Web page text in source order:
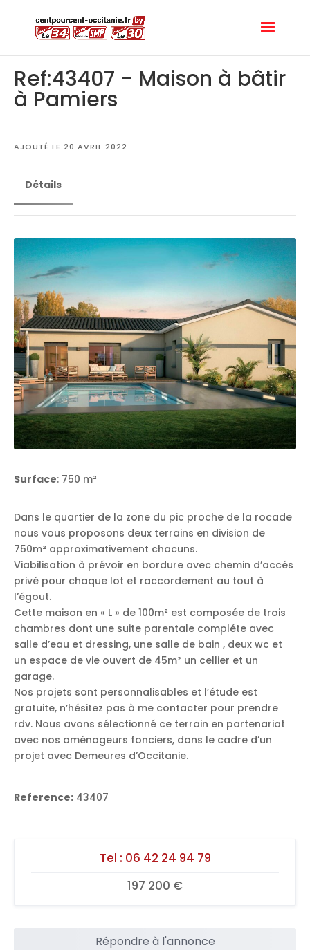
Ref:43407 - Maison à bâtir
à Pamiers
AJOUTÉ LE 20 AVRIL 2022
Détails
Surface: 750 m²
Dans le quartier de la zone du pic proche de la rocade
nous vous proposons deux terrains en division de
750m² approximativement chacuns.
Viabilisation à prévoir en bordure avec chemin d’accés
privé pour chaque lot et raccordement au tout à
l’égout.
Cette maison en « L » de 100m² est composée de trois
chambres dont une suite parentale compléte avec
salle d’eau et dressing, une salle de bain , deux wc et
un espace de vie ouvert de 45m² un cellier et un
garage.
Nos projets sont personnalisables et l’étude est
gratuite, n’hésitez pas à me contacter pour prendre
rdv. Nous avons sélectionné ce terrain en partenariat
avec nos aménageurs fonciers, dans le cadre d’un
projet avec Demeures d’Occitanie.
Reference: 43407
Tel : 06 42 24 94 79
197 200 €
Répondre à l'annonce